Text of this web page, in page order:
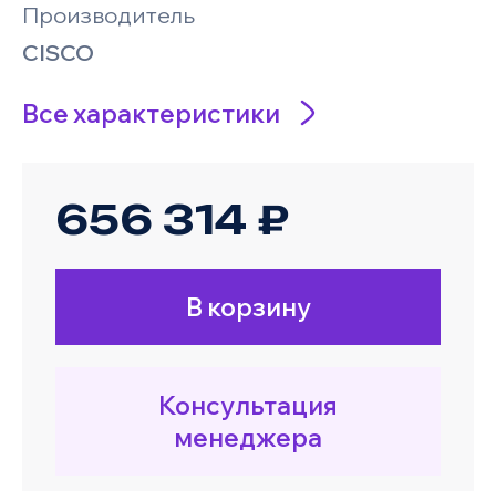
Производитель
CISCO
Все характеристики
656 314 ₽
В корзину
Консультация
менеджера